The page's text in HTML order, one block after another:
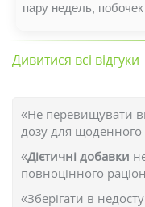
пару недель, побочек
Дивитися всі
«Не перевищувати
дозу для
«Дієтичні добавки
повноцінного
«Зберігати в